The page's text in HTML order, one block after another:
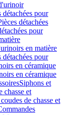
détachées pour
détachées
pour
en matière
détachées pour
en céramique
en céramique
Siphons et
chasse et
de chasse et